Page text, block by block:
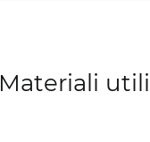
Materiali utili